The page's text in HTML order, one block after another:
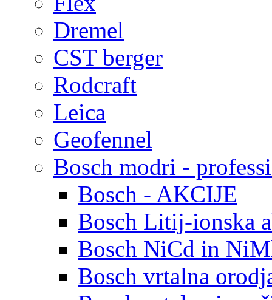
Dremel
CST berger
Rodcraft
Leica
Geofennel
Bosch modri -
Bosch - AKCIJE
Bosch Litij-ionska
Bosch NiCd in
Bosch vrtalna